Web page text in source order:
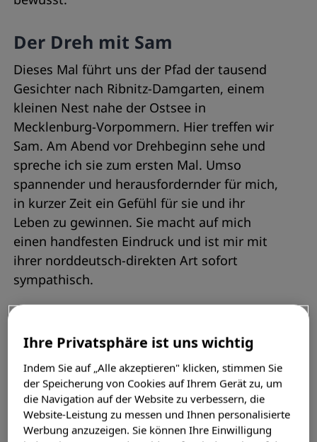
Der Dreh mit Sam
Dieses Mal führt uns der Pfad der tausend
Gesichter nach Ribnitz-Damgarten, einem
kleinen Nest nahe der Ostsee in
Mecklenburg-Vorpommern. Hier treffen wir
Sam. Am Abend vor Drehbeginn sehe und
spreche ich sie zum ersten Mal. Umso
spannender und herausfordernder für mich,
in kurzer Zeit ein Gefühl für sie und ihr
Leben zu gewinnen. Sie macht auf mich
einen handfesten Eindruck und ist mir mit
ihrer norddeutsch-direkten Art sofort
sympathisch.
Am nächsten Morgen werden das Team und
ich von zwei aufgeregten Hunden und einer
strahlenden Sam am Eingangstor zu ihrem
Haus und Grundstück begrüßt. Wir machen
uns sogleich an die Dreharbeiten, denn die
Ihre Privatsphäre ist uns wichtig
Indem Sie auf „Alle akzeptieren" klicken, stimmen Sie
der Speicherung von Cookies auf Ihrem Gerät zu, um
die Navigation auf der Website zu verbessern, die
Website-Leistung zu messen und Ihnen personalisierte
Werbung anzuzeigen. Sie können Ihre Einwilligung